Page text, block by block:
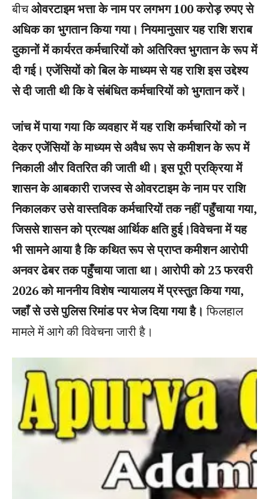
बीचओवरटाइम भत्ता के नाम पर लगभग 100 करोड़ रुपए से
अधिक का भुगतान किया गया। नियमानुसार यह राशि शराब
दुकानों में कार्यरत कर्मचारियों को अतिरिक्त भुगतान के रूप में
दी गई। एजेंसियों को बिल के माध्यम से यह राशि इस उद्देश्य
से दी जाती थी कि वे संबंधित कर्मचारियों को भुगतान करें।
जांच में पाया गया कि व्यवहार में यह राशि कर्मचारियों को न
देकर एजेंसियों के माध्यम से अवैध रूप से कमीशन के रूप में
निकाली और वितरित की जाती थी। इस पूरी प्रक्रिया में
शासन के आबकारी राजस्व से ओवरटाइम के नाम पर राशि
निकालकर उसे वास्तविक कर्मचारियों तक नहीं पहुँचाया गया,
जिससे शासन को प्रत्यक्ष आर्थिक क्षति हुई।विवेचना में यह
भी सामने आया है कि कथित रूप से प्राप्त कमीशन आरोपी
अनवर ढेबर तक पहुँचाया जाता था। आरोपी को 23 फरवरी
2026 को माननीय विशेष न्यायालय में प्रस्तुत किया गया,
जहाँ से उसे पुलिस रिमांड पर भेज दिया गया है। फिलहाल
मामले में आगे की विवेचना जारी है।